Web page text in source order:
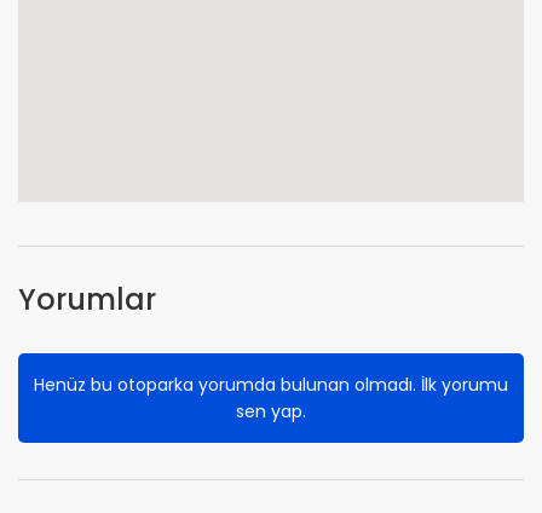
Yorumlar
Henüz bu otoparka yorumda bulunan olmadı. İlk yorumu
sen yap.